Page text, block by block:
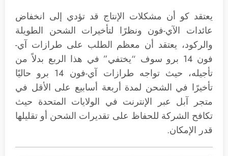
يعتقد كو أن مشكلات الإنتاج قد تؤدي إلى انخفاض
عائدات الآي-فون ونظرًا لتأخيرات الشحن الطويلة
والركود، يعتقد أن معظم الطلب على طرازات آي-
فون 14 برو سوف “يختفي” في هذا الربع بدلاً من
تأجيله، حيث تواجه طرازات آي-فون 14 برو حاليًا
تأخيرًا في الشحن لمدة أربعة أسابيع على الأقل في
متجر آبل عبر الإنترنت في الولايات المتحدة حيث
تكافح الشركة للحفاظ على تقديرات الشحن أو تقليلها
قدر الإمكان.